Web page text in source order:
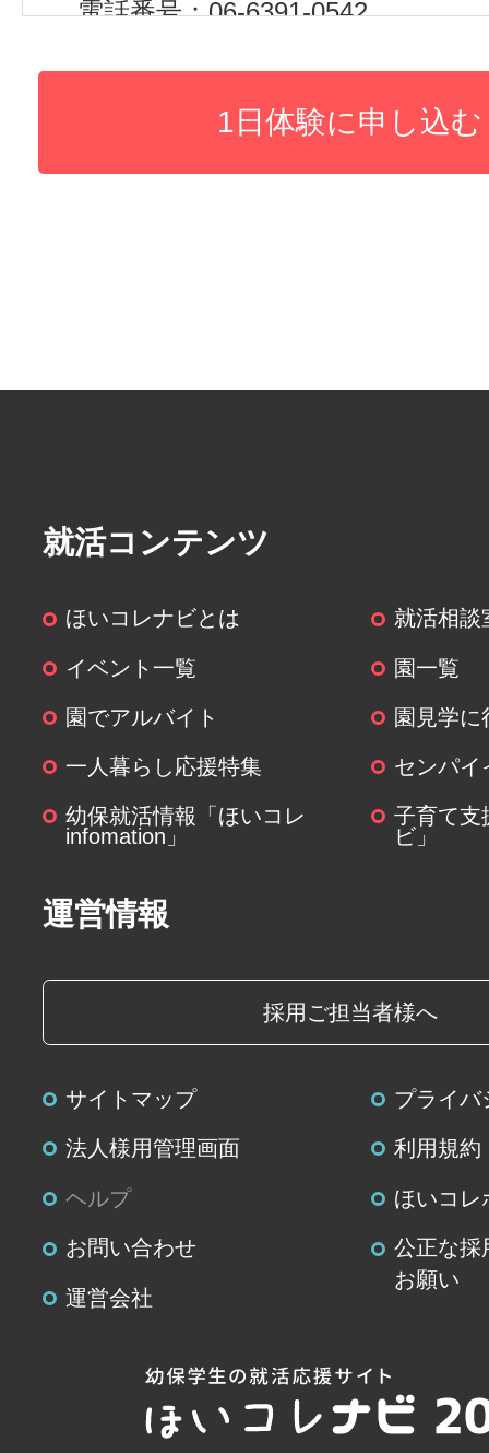
電話番号：06-6391-0542
(３)個人情報の利用目的
・各種イベントへの参加者登録の
ます。
個人情報を与えることは任意です
関する情報の一部をご提供いただ
は、ご要望にお応えできない場
(７)保有個人データの開示等および
について
ご本人からの求めにより、当社が
個人データに関する開示、利用目
容の訂正・追加または削除、利用
じます。開示等に応ずる窓口は
個人情報の取扱いに関する苦情、
の取得
クッキーやウェブビーコン等を
て、本人が容易に認識できない方
情報の取得を行っておりません。
の問合せ先
窓口の名
就活コンテンツ
ほいコレナビとは 就活相談
イベント一覧 園一覧
園でアルバイト 園見学に
一人暮らし応援特集 センパイ
幼保就活情報「ほいコレ
infomation」
子育て支
ビ」
運営情報
採用ご担当者様へ
サイトマップ プライバ
法人様用管理画面 利用規約
ヘルプ ほいコレ
お問い合わせ
公正な採
お願い
運営会社